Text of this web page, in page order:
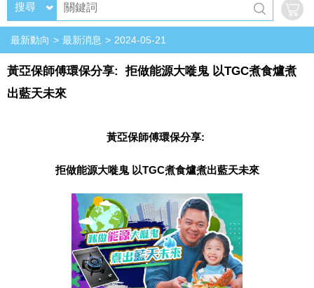
搜尋
最新動向 最新消息 2024-05-21
黃亞保師傅環保分享: 拒做能源大嘥鬼 以TGC煮食爐煮
出藍天未來
黃亞保師傅環保分享:
拒做能源大嘥鬼 以TGC煮食爐煮出藍天未來